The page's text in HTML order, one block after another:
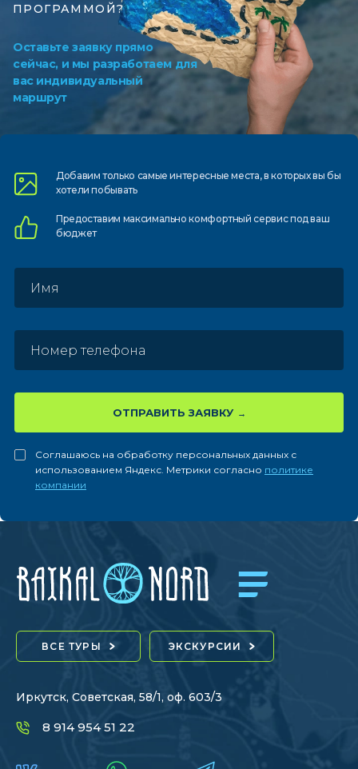
ПРОГРАММОЙ?
Оставьте заявку прямо
сейчас, и мы разработаем для
вас индивидуальный
маршрут
Добавим только самыеинтересные места, в которыхвы бы
хотели побывать
Предоставим максимально комфортныйсервис под ваш
бюджет
ОТПРАВИТЬ ЗАЯВКУ
Соглашаюсь на обработку персональных данных с
использованием Яндекс. Метрики согласно политике
компании
ВСЕ ТУРЫ ЭКСКУРСИИ
Иркутск, Советская, 58/1, оф. 603/3
8 914 954 51 22